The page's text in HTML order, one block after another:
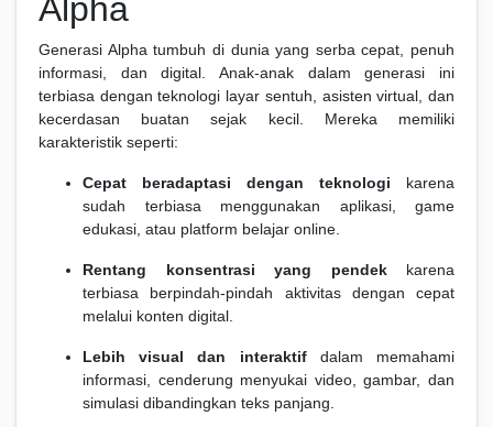
Alpha
Generasi Alpha tumbuh di dunia yang serba cepat, penuh
informasi, dan digital. Anak-anak dalam generasi ini
terbiasa dengan teknologi layar sentuh, asisten virtual, dan
kecerdasan buatan sejak kecil. Mereka memiliki
karakteristik seperti:
Cepat beradaptasi dengan teknologi karena
sudah terbiasa menggunakan aplikasi, game
edukasi, atau platform belajar online.
Rentang konsentrasi yang pendekkarena
terbiasa berpindah-pindah aktivitas dengan cepat
melalui konten digital.
Lebih visual dan interaktifdalam memahami
informasi, cenderung menyukai video, gambar, dan
simulasi dibandingkan teks panjang.